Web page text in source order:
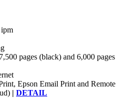
pages (black) and 6,000 pages
Epson Email Print and Remote
| DETAIL